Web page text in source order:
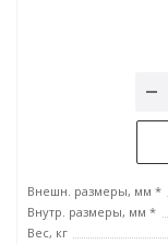
Внешн. размеры, мм *
Внутр. размеры, мм *
Вес, кг